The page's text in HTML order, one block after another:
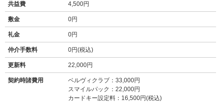
共益費 4,500円
敷金 0円
礼金 0円
仲介手数料 0円(税込)
更新料 22,000円
契約時諸費用
ベルヴィクラブ：33,000円
スマイルパック：22,000円
カードキー設定料：16,500円(税込)